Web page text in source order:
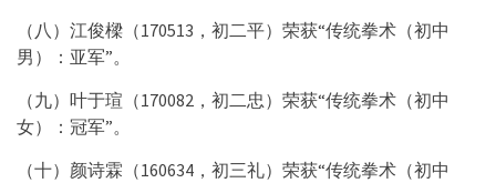
（八）江俊樑（170513，初二平）荣获“传统拳术（初中
男）：亚军”。
（九）叶于瑄（170082，初二忠）荣获“传统拳术（初中
女）：冠军”。
（十）颜诗霖（160634，初三礼）荣获“传统拳术（初中